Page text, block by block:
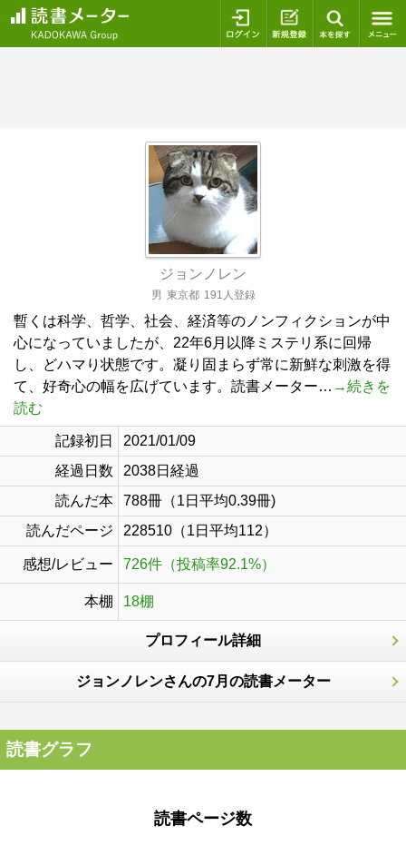
ログイン 新規登録
ジョンノレン
男 東京都 191人登録
暫くは科学、哲学、社会、経済等のノンフィクションが中
心になっていましたが、22年6月以降ミステリ系に回帰
し、どハマり状態です。凝り固まらず常に新鮮な刺激を得
て、好奇心の幅を広げています。読書メーター… →続きを
読む
記録初日
2021/01/09
経過日数
2038日経過
読んだ本
788冊（1日平均0.39冊)
読んだページ
228510（1日平均112）
感想/レビュー 726件（投稿率92.1%）
本棚 18棚
プロフィール詳細
ジョンノレンさんの7月の読書メーター
読書グラフ
読書ページ数